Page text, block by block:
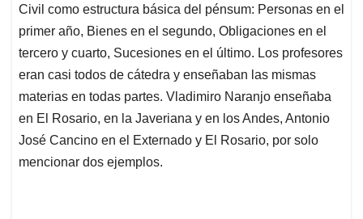
Civil como estructura básica del pénsum: Personas en el
primer año, Bienes en el segundo, Obligaciones en el
tercero y cuarto, Sucesiones en el último. Los profesores
eran casi todos de cátedra y enseñaban las mismas
materias en todas partes. Vladimiro Naranjo enseñaba
en El Rosario, en la Javeriana y en los Andes, Antonio
José Cancino en el Externado y El Rosario, por solo
mencionar dos ejemplos.